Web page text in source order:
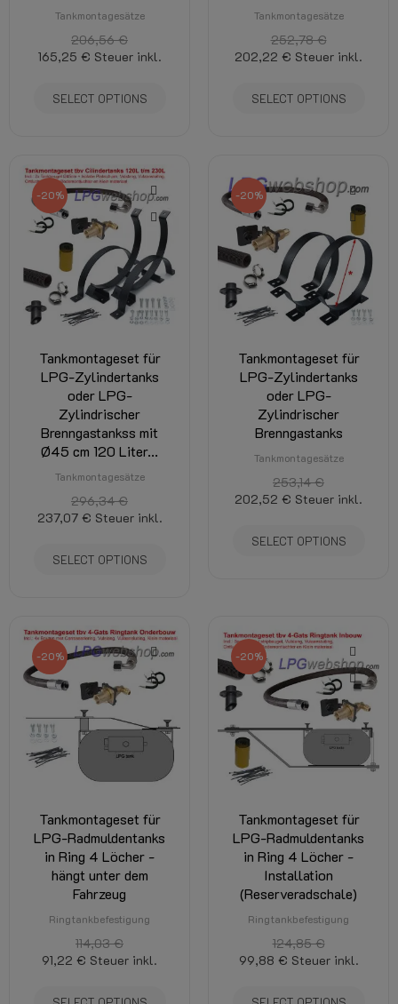
Tankmontagesätze
206,56 €
165,25 € Steuer inkl.
SELECT OPTIONS
Tankmontagesätze
252,78 €
202,22 € Steuer inkl.
SELECT OPTIONS
-20%
Tankmontageset für
LPG-Zylindertanks
oder LPG-
Zylindrischer
Brenngastankss mit
Ø45 cm 120 Liter...
Tankmontagesätze
296,34 €
237,07 € Steuer inkl.
SELECT OPTIONS
-20%
Tankmontageset für
LPG-Zylindertanks
oder LPG-
Zylindrischer
Brenngastanks
Tankmontagesätze
253,14 €
202,52 € Steuer inkl.
SELECT OPTIONS
-20%
Tankmontageset für
LPG-Radmuldentanks
in Ring 4 Löcher -
hängt unter dem
Fahrzeug
Ringtankbefestigung
114,03 €
91,22 € Steuer inkl.
-20%
Tankmontageset für
LPG-Radmuldentanks
in Ring 4 Löcher -
Installation
(Reserveradschale)
Ringtankbefestigung
124,85 €
99,88 € Steuer inkl.